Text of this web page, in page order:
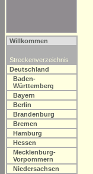
Willkommen
Streckenverzeichnis
Deutschland
Baden-
Württemberg
Bayern
Berlin
Brandenburg
Bremen
Hamburg
Hessen
Mecklenburg-
Vorpommern
Niedersachsen